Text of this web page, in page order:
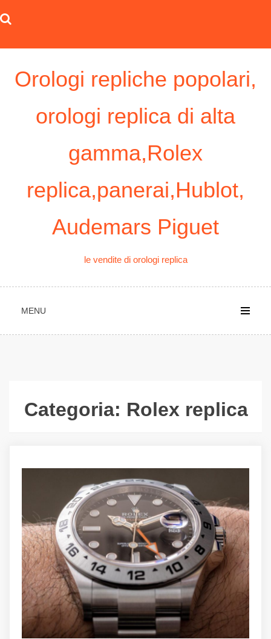
to
Orologi repliche popolari,
orologi replica di alta
gamma,Rolex
replica,panerai,Hublot,
Audemars Piguet
le vendite di orologi replica
MENU
Categoria: Rolex replica